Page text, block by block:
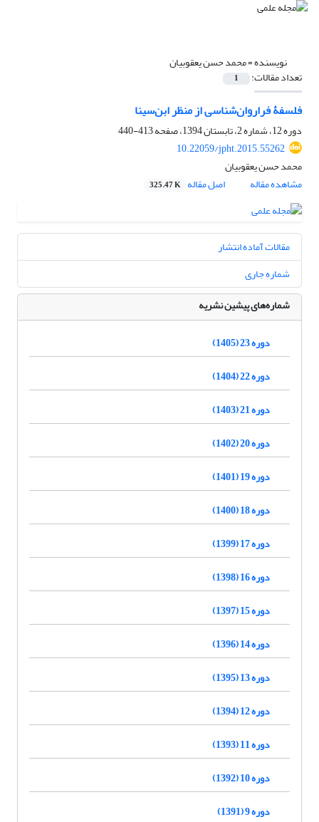
نویسنده =محمد حسن یعقوبیان
تعداد مقالات: 1
فلسفۀ فراروان‌شناسی از منظر ابن‌سینا
دوره 12، شماره 2، تابستان 1394، صفحه
413-440
10.22059/jpht.2015.55262
محمد حسن یعقوبیان
مشاهده مقاله
اصل مقاله 325.47 K
مقالات آماده انتشار
شماره جاری
شماره‌های پیشین نشریه
دوره 23 (1405)
دوره 22 (1404)
دوره 21 (1403)
دوره 20 (1402)
دوره 19 (1401)
دوره 18 (1400)
دوره 17 (1399)
دوره 16 (1398)
دوره 15 (1397)
دوره 14 (1396)
دوره 13 (1395)
دوره 12 (1394)
دوره 11 (1393)
دوره 10 (1392)
دوره 9 (1391)